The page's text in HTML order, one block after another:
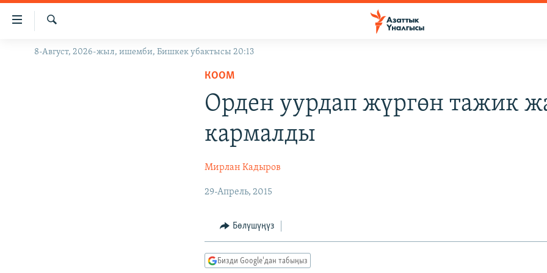
Линктер
Мазмунга
Навигацияга
ЖАҢЫЛЫКТАР
Издөө
8-Август, 2026-жыл, ишемби, Бишкек убактысы 20:13
КООМ
Орден уурдап жүргөн тажик
кармалды
Мирлан Кадыров
29-Апрель, 2015
Бөлүшүңүз
Бизди Google'дан табыңыз